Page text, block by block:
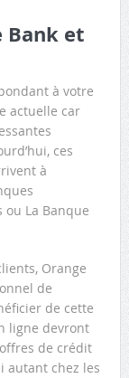
Bank et
à votre
actuelle car
ces
à
La Banque
Orange
de
de cette
ligne devront
de crédit
autant chez les